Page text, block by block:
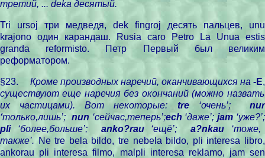
третий, ... deka десятый.
Tri ursoj три медведя, dek fingroj десять пальцев, unu
krajono один карандаш.
Rusia caro Petro La Unua
estis
granda
reformisto. Петр Первый был великим
реформатором.
§23. Кроме производных наречий, оканчивающихся на -E,
существуют еще наречия без окончаний (можно назвать
их частицами). Вот некоторые: tre‘очень’;
nur
‘только,лишь’; nun ‘сейчас,теперь’;еch ‘даже’;jam ‘уже?’;
pli‘более,больше’; anko?rau‘ещё’; a?nkau ‘тоже,
также’.Ne tre bela bildo, tre nebela bildo, pli interesa libro,
ankorau pli interesa filmo, malpli interesa reklamo, jam sen